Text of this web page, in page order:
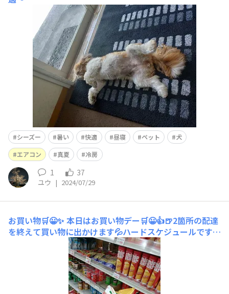
シーズー 暑い 快適 昼寝 ペット
犬
エアコン
真夏 冷房
1 37
ユウ | 2024/07/29
お買い物🛒😀✨本日はお買い物デー🛒😀👍🍺2箇所の配達
を終えて買い物に出かけます💦ハードスケジュールです🥲
💦噂のポルテカ発見❗高いのでパス😀以前にガネーシャ様
さんが美味しいと言ってましたがコストが💦甲子園で使わ
れてるなら👍✨購入😀そろそろ塩分補給ですよ😅💦お買い
得大袋シリーズ😀✨絶対に余るのでパス昆布飴をこれだけ